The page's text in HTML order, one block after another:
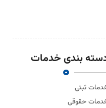
بندی خدمات
ثبتی
حقوقی